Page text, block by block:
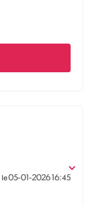
le‎05-01-202616:45